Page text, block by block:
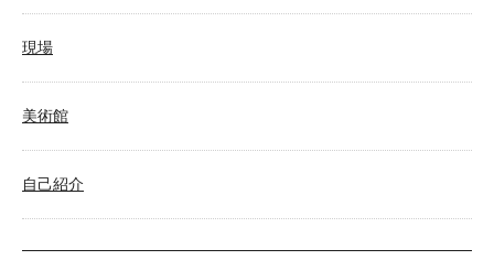
現場
美術館
自己紹介